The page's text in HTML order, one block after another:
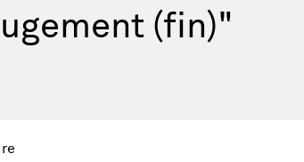
(fin)"